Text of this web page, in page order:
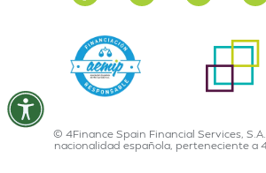
© 4Finance Spain Financial Services,
nacionalidad española, perteneciente a